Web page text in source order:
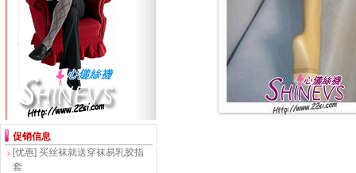
促销信息
[优惠] 买丝袜就送穿袜易乳胶指
套